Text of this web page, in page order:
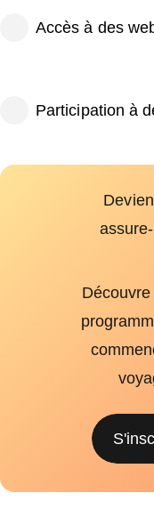
Accès à des
Participation à